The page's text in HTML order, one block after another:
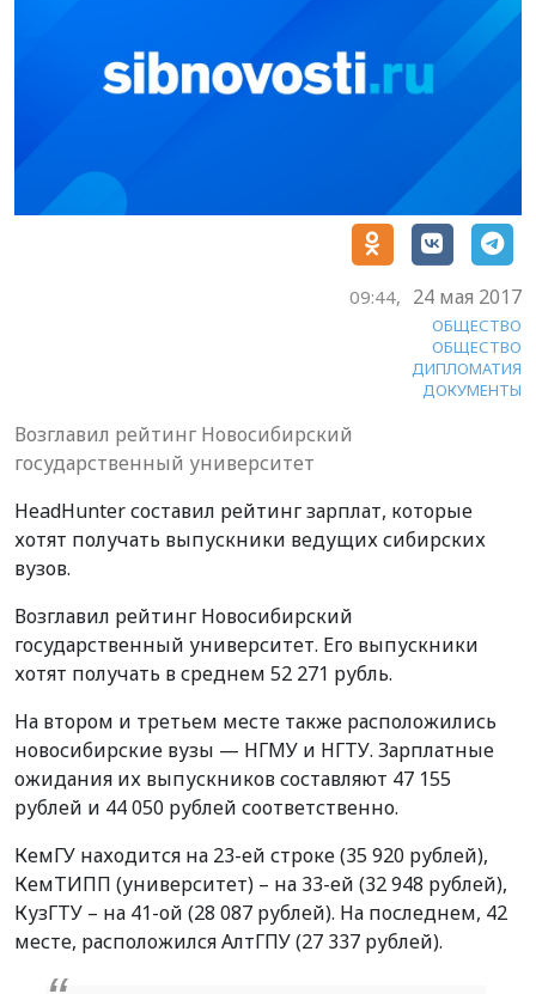
09:44, 24 мая 2017
ОБЩЕСТВО
ОБЩЕСТВО
ДИПЛОМАТИЯ
ДОКУМЕНТЫ
Возглавил рейтинг Новосибирский
государственный университет
HeadHunter составил рейтинг зарплат, которые
хотят получать выпускники ведущих сибирских
вузов.
Возглавил рейтинг Новосибирский
государственный университет. Его выпускники
хотят получать в среднем 52 271 рубль.
На втором и третьем месте также расположились
новосибирские вузы — НГМУ и НГТУ. Зарплатные
ожидания их выпускников составляют 47 155
рублей и 44 050 рублей соответственно.
КемГУ находится на 23-ей строке (35 920 рублей),
КемТИПП (университет) – на 33-ей (32 948 рублей),
КузГТУ – на 41-ой (28 087 рублей). На последнем, 42
месте, расположился АлтГПУ (27 337 рублей).